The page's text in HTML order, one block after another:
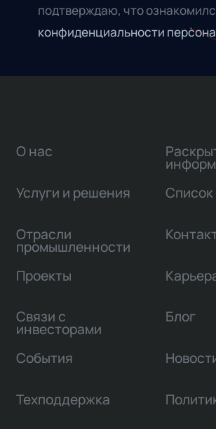
подтверждаю, что
конфиденциальности
О нас
Услуги и решения
Отрасли
промышленности
Проекты
Связи с
инвесторами
Список
Блог
События
Техподдержка